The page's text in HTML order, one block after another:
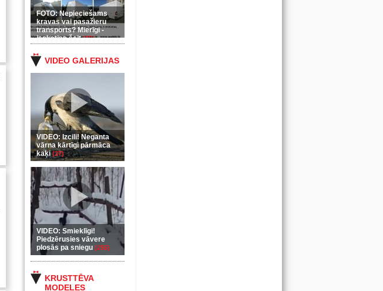
FOTO: Nepieciešams
kravas vai pasažieru
transports? Mierīgi -
ieskaties šeit(35)
VIDEO GALERIJAS
VIDEO: Izcili! Neganta
vārna kārtīgi pārmāca
kaķi(37)
VIDEO: Smieklīgi!
Piedzērusies vāvere
plosās pa sniegu (255)
KRUSTTĒVA
MODELES